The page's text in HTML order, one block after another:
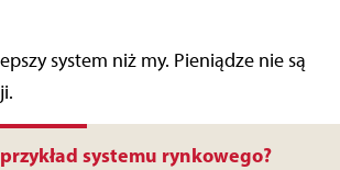
system niż my. Pieniądze nie są
systemu rynkowego?